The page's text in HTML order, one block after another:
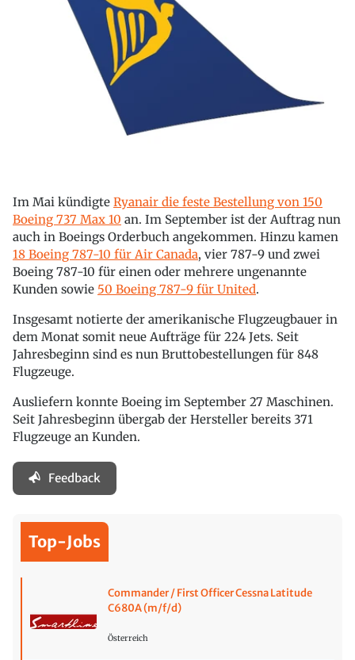
Im Mai kündigte Ryanair die feste Bestellung von 150
Boeing 737 Max 10 an. Im September ist der Auftrag nun
auch in Boeings Orderbuch angekommen. Hinzu kamen
18 Boeing 787-10 für Air Canada, vier 787-9 und zwei
Boeing 787-10 für einen oder mehrere ungenannte
Kunden sowie 50 Boeing 787-9 für United.
Insgesamt notierte der amerikanische Flugzeugbauer in
dem Monat somit neue Aufträge für 224 Jets. Seit
Jahresbeginn sind es nun Bruttobestellungen für 848
Flugzeuge.
Ausliefern konnte Boeing im September 27 Maschinen.
Seit Jahresbeginn übergab der Hersteller bereits 371
Flugzeuge an Kunden.
Feedback
Top-Jobs
Commander / First Officer Cessna Latitude
C680A (m/f/d)
Österreich